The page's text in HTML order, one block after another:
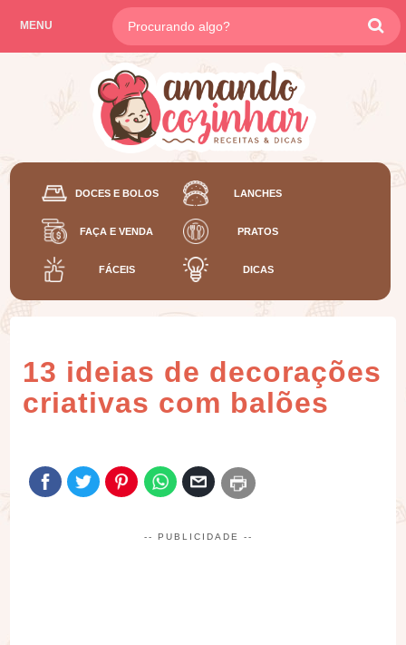
MENU
DOCES E BOLOS LANCHES
FAÇA E VENDA PRATOS
FÁCEIS DICAS
13 ideias de decorações
criativas com balões
-- PUBLICIDADE --